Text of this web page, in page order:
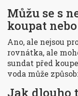
Můžu se s
koupat
Ano, ale nejsou
rovnátka, ale
sundat před
voda může
Jak dlouho